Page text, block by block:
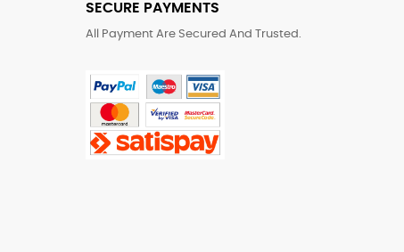
SECURE PAYMENTS
All Payment Are Secured And Trusted.